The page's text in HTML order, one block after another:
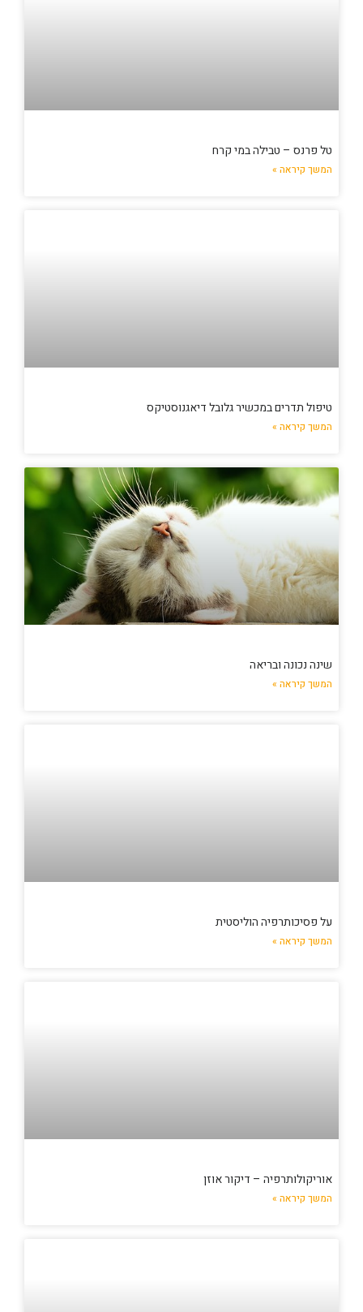
טל פרנס – טבילה במי קרח
המשך קיראה »
טיפול תדרים במכשיר גלובל דיאגנוסטיקס
המשך קיראה »
שינה נכונה ובריאה
המשך קיראה »
על פסיכותרפיה הוליסטית
המשך קיראה »
אוריקולותרפיה – דיקור אוזן
המשך קיראה »